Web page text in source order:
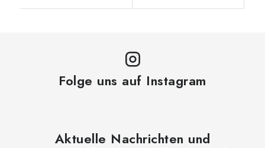
Folge uns auf Instagram
Aktuelle Nachrichten und